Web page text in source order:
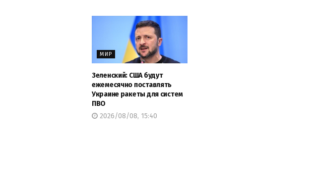
МИР
Зеленский: США будут
ежемесячно поставлять
Украине ракеты для систем
ПВО
2026/08/08, 15:40